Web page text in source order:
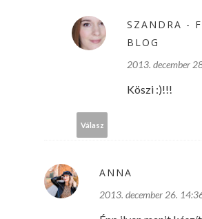
SZANDRA -
BLOG
2013. december
Köszi :)!!!
Válasz
ANNA
2013. december 26.